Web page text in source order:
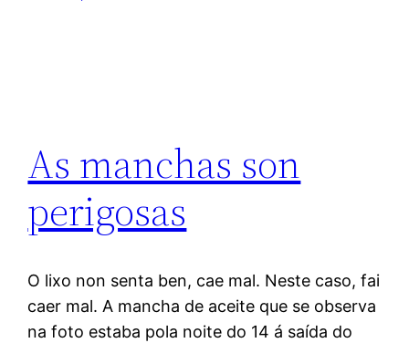
As manchas son
perigosas
O lixo non senta ben, cae mal. Neste caso, fai
caer mal. A mancha de aceite que se observa
na foto estaba pola noite do 14 á saída do